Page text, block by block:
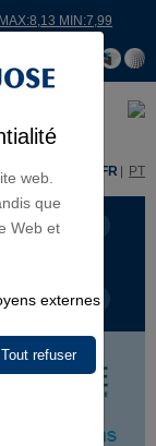
web.
que
Web et
externes
MIN:7,99
ES FR PT
PROJET